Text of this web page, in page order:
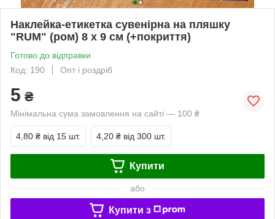
Наклейка-етикетка сувенірна на пляшку
"RUM" (ром) 8 х 9 см (+покриття)
Готово до відправки
Код: 190
Опт і роздріб
5 ₴
Мінімальна сума замовлення на сайті — 100 ₴
4,80 ₴ від 15 шт. 4,20 ₴ від 300 шт.
Купити
або
Купити з